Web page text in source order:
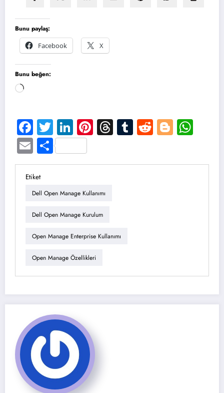
Bunu paylaş:
Facebook
X
Bunu beğen:
Yükleniyor...
Facebook
TwitterLinkedIn
Pinterest
Threads
Tumblr
Reddit
EmailShare
Etiket
Dell Open Manage Kullanımı
Dell Open Manage Kurulum
Open Manage Enterprise Kullanımı
Open Manage Özellikleri